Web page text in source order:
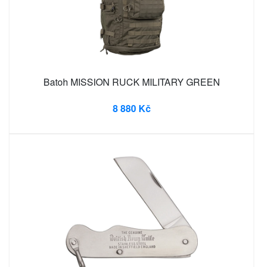
Batoh MISSION RUCK MILITARY GREEN
8 880 Kč